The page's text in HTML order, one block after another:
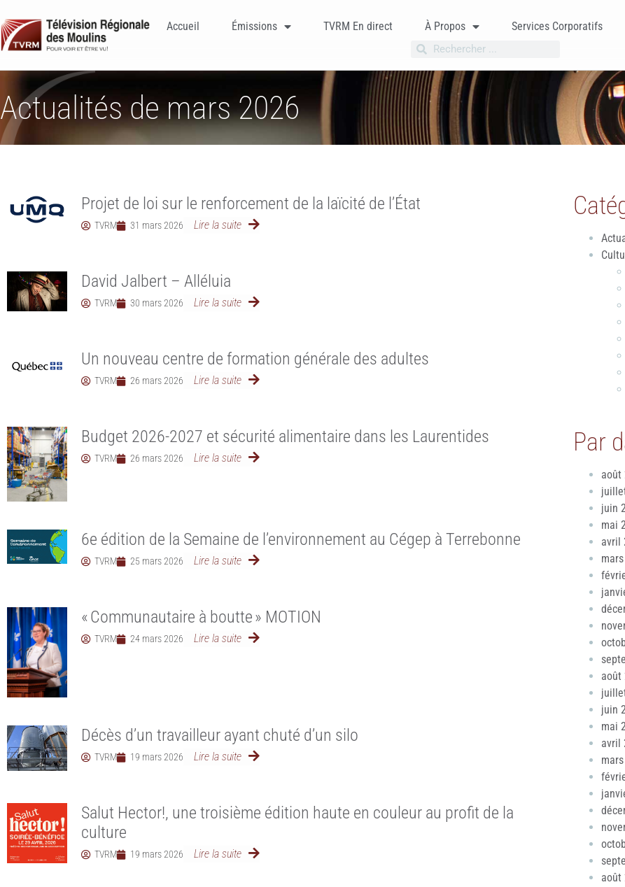
Accueil Émissions TVRM En direct À Propos Services Corporatifs
Actualités de mars 2026
Projet de loi sur le renforcement de la laïcité de l’État
TVRM 31 mars 2026 Lire la suite
David Jalbert – Alléluia
TVRM 30 mars 2026 Lire la suite
Un nouveau centre de formation générale des adultes
TVRM 26 mars 2026 Lire la suite
Budget 2026-2027 et sécurité alimentaire dans les Laurentides
TVRM 26 mars 2026 Lire la suite
6e édition de la Semaine de l’environnement au Cégep à Terrebonne
TVRM 25 mars 2026 Lire la suite
« Communautaire à boutte » MOTION
TVRM 24 mars 2026 Lire la suite
Décès d’un travailleur ayant chuté d’un silo
TVRM 19 mars 2026 Lire la suite
Salut Hector!, une troisième édition haute en couleur au profit de la
culture
TVRM 19 mars 2026 Lire la suite
Par
août
juin
mai
avril
août
juin
mai
avril
août